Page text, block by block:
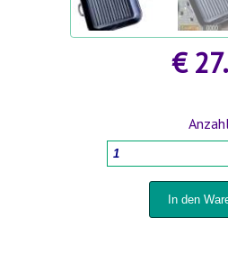
SCHWEIßGERÄTE UND ZUBEHÖR
HOLZBEARBEITUNGSMASCHINEN
€